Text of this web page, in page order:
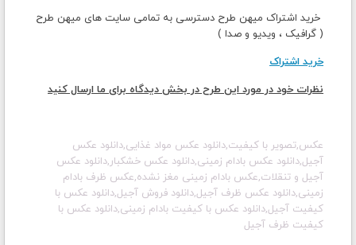
خرید اشتراک میهن طرح دسترسی به تمامی سایت های میهن طرح
( گرافیک ، ویدیو و صدا )
خرید اشتراک
نظرات خود در مورد این طرح در بخش دیدگاه برای ما ارسال کنید
عکس,تصویر با کیفیت,دانلود عکس مواد غذایی,دانلود عکس
آجیل,دانلود عکس بادام زمینی,دانلود عکس خشکبار,دانلود عکس
آجیل و تنقلات,عکس بادام زمینی مغز نشده,عکس ظرف بادام
زمینی,دانلود عکس ظرف آجیل,دانلود فروش آجیل,دانلود عکس با
کیفیت آجیل,دانلود عکس با کیفیت بادام زمینی,دانلود عکس با
کیفیت ظرف آجیل